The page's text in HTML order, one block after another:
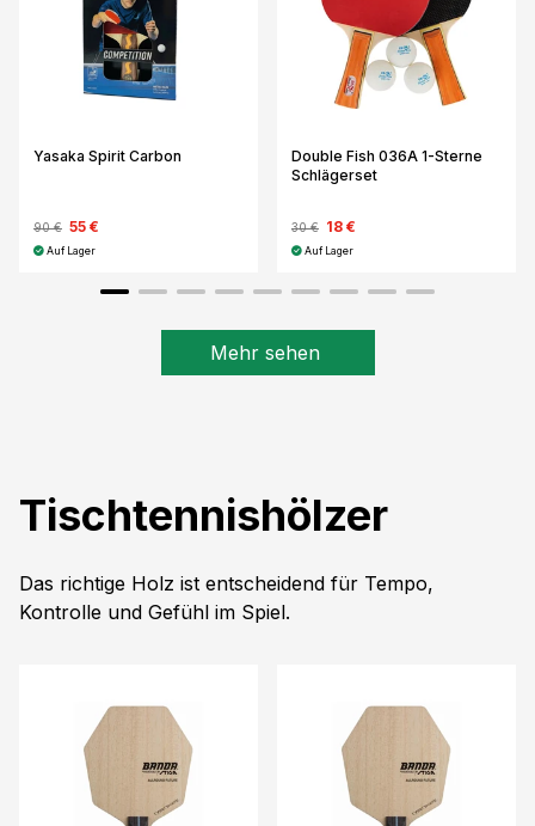
Yasaka Spirit Carbon
90 € 55 €
Auf Lager
Double Fish 036A 1-Sterne
Schlägerset
30 € 18 €
Auf Lager
Mehr sehen
Tischtennishölzer
Das richtige Holz ist entscheidend für Tempo,
Kontrolle und Gefühl im Spiel.